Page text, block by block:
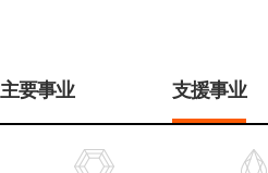
메
主要事业 支援事业